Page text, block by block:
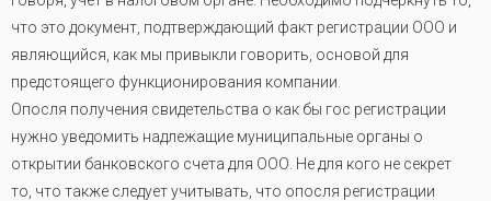
что это документ, подтверждающий факт регистрации ООО и
являющийся, как мы привыкли говорить, основой для
предстоящего функционирования компании
Опосля получения свидетельства о как бы гос регистрации
нужно уведомить надлежащие муниципальные органы о
открытии банковского счета для ООО. Не для кого не секрет
то, что также следует учитывать, что опосля регистрации